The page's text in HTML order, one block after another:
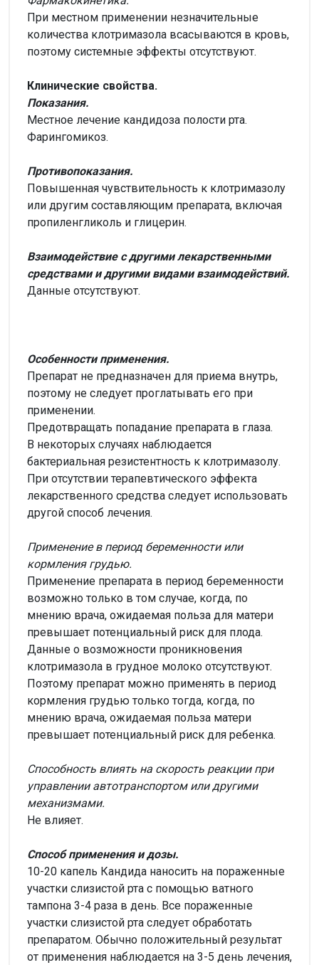
При местном применении незначительные
количества клотримазола всасываются в кровь,
поэтому системные эффекты отсутствуют.
Клинические свойства.
Показания.
Местное лечение кандидоза полости рта.
Фарингомикоз.
Противопоказания.
Повышенная чувствительность к клотримазолу
или другим составляющим препарата, включая
пропиленгликоль и глицерин.
Взаимодействие с другими лекарственными
средствами и другими видами взаимодействий.
Данные отсутствуют.
Особенности применения.
Препарат не предназначен для приема внутрь,
поэтому не следует проглатывать его при
применении.
Предотвращать попадание препарата в глаза.
В некоторых случаях наблюдается
бактериальная резистентность к клотримазолу.
При отсутствии терапевтического эффекта
лекарственного средства следует использовать
другой способ лечения.
Применение в период беременности или
кормления грудью.
Применение препарата в период беременности
возможно только в том случае, когда, по
мнению врача, ожидаемая польза для матери
превышает потенциальный риск для плода.
Данные о возможности проникновения
клотримазола в грудное молоко отсутствуют.
Поэтому препарат можно применять в период
кормления грудью только тогда, когда, по
мнению врача, ожидаемая польза матери
превышает потенциальный риск для ребенка.
Способность влиять на скорость реакции при
управлении автотранспортом или другими
механизмами.
Не влияет.
Способ применения и дозы.
10-20 капель Кандида наносить на пораженные
участки слизистой рта с помощью ватного
тампона 3-4 раза в день. Все пораженные
участки слизистой рта следует обработать
препаратом. Обычно положительный результат
от применения наблюдается на 3-5 день лечения,